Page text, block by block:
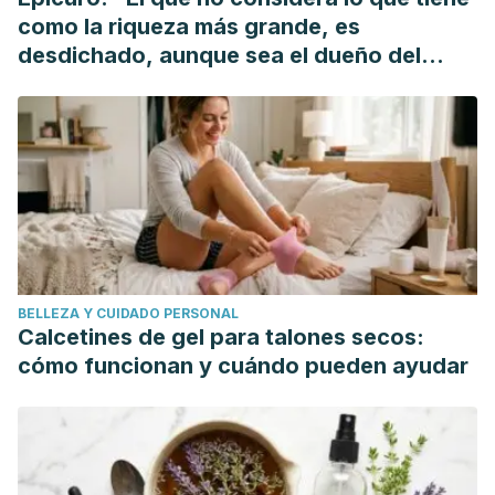
Sullivan, K., & Shealy, C. N. (1997).The complete family
guide to natural home remedies. Barnes & Noble Books.
McKeever, T. M., Scrivener, S., Broadfield, E., Jones, Z.,
Britton, J., & Lewis, S. A. (2002). Prospective study of diet
and decline in lung function in a general
population.
American journal of respiratory and critical care
medicine
(9), 1299-1303.
Stagg, M. (2017). Respiratory system. In Handbook of
Clinical Anaesthesia, Fourth Edition.
https://doi.org/10.1201/9781315164533
como la riqueza más grande, es
desdichado, aunque sea el dueño del
BELLEZA Y CUIDADO PERSONAL
Calcetines de gel para talones secos:
cómo funcionan y cuándo pueden ayudar